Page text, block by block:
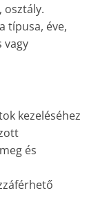
osztály.
típusa, éve,
vagy
kezeléséhez
és